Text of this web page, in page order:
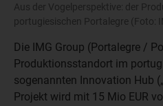
Aus der Vogelperspektive: der
portugiesischen Portalegre (Foto:
Die IMG Group (Portalegre /
Produktionsstandort im
sogenannten Innovation Hub
Projekt wird mit 15 Mio EUR